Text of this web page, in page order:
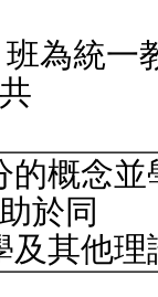
班為統
的概念
於同
及其他